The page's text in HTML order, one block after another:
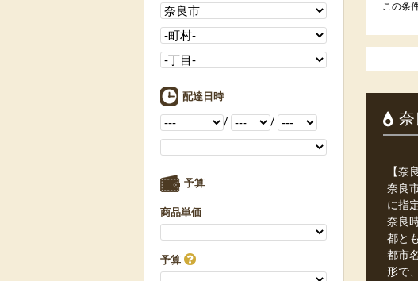
配達日時
/ /
予算
商品単価
予算
この条
【奈
奈良
に指
奈良
都と
都市
形で